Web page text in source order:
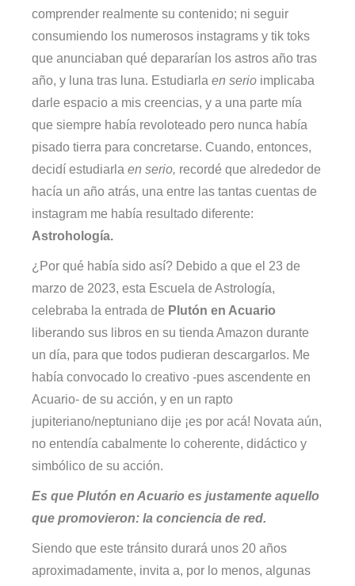
comprender realmente su contenido; ni seguir
consumiendo los numerosos instagrams y tik toks
que anunciaban qué depararían los astros año tras
año, y luna tras luna. Estudiarla en serio implicaba
darle espacio a mis creencias, y a una parte mía
que siempre había revoloteado pero nunca había
pisado tierra para concretarse. Cuando, entonces,
decidí estudiarla en serio, recordé que alrededor de
hacía un año atrás, una entre las tantas cuentas de
instagram me había resultado diferente:
Astrohología.
¿Por qué había sido así? Debido a que el 23 de
marzo de 2023, esta Escuela de Astrología,
celebraba la entrada de Plutón en Acuario
liberando sus libros en su tienda Amazon durante
un día, para que todos pudieran descargarlos. Me
había convocado lo creativo -pues ascendente en
Acuario- de su acción, y en un rapto
jupiteriano/neptuniano dije ¡es por acá! Novata aún,
no entendía cabalmente lo coherente, didáctico y
simbólico de su acción.
Es que Plutón en Acuario es justamente aquello
que promovieron: la conciencia de red.
Siendo que este tránsito durará unos 20 años
aproximadamente, invita a, por lo menos, algunas